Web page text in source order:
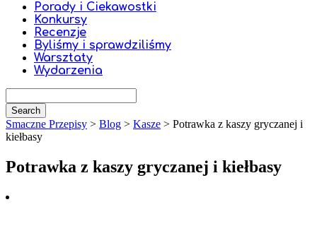
Porady i Ciekawostki
Konkursy
Recenzje
Byliśmy i sprawdziliśmy
Warsztaty
Wydarzenia
Smaczne Przepisy > Blog > Kasze > Potrawka z kaszy gryczanej i
kiełbasy
Potrawka z kaszy gryczanej i kiełbasy